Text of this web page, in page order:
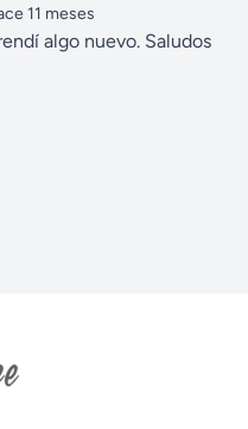
11 meses
algo nuevo. Saludos